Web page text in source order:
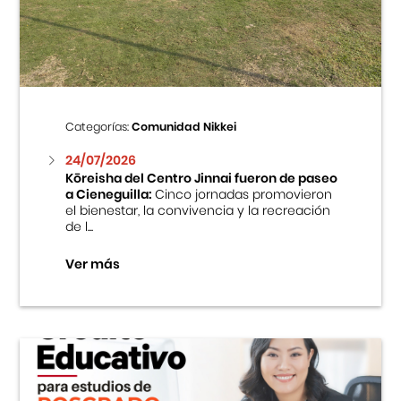
Centro Cultural Peruano Japonés
Cursos
Museo de la Inmigración Japonesa
Fondo Editorial
Teatro Peruano Japonés
Categorías:Comunidad Nikkei
24/07/2026
Kōreisha del Centro Jinnai fueron de paseo
a Cieneguilla:Cinco jornadas promovieron
el bienestar, la convivencia y la recreación
de l...
Ver más